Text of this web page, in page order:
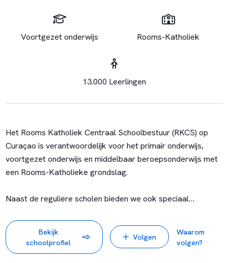
Voortgezet onderwijs Rooms-Katholiek
13.000 Leerlingen
Het Rooms Katholiek Centraal Schoolbestuur (RKCS) op
Curaçao is verantwoordelijk voor het primair onderwijs,
voortgezet onderwijs en middelbaar beroepsonderwijs met
een Rooms-Katholieke grondslag.
Naast de reguliere scholen bieden we ook speciaal
onderwijs.
Op onze 48 scholen leiden we 13.000 leerlingen op tot
verantwoordelijke wereldburgers met zicht op eigen
Bekijk
schoolprofiel
Volgen
Waarom
volgen?